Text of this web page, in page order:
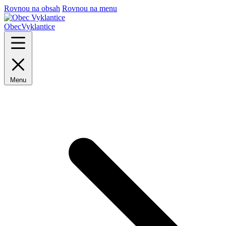
Rovnou na obsah Rovnou na menu
ObecVyklantice
Menu